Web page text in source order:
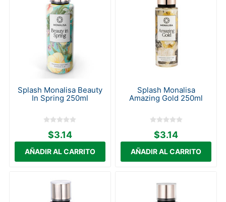
Splash Monalisa Beauty
In Spring 250ml
$3.14
Splash Monalisa
Amazing Gold 250ml
$3.14